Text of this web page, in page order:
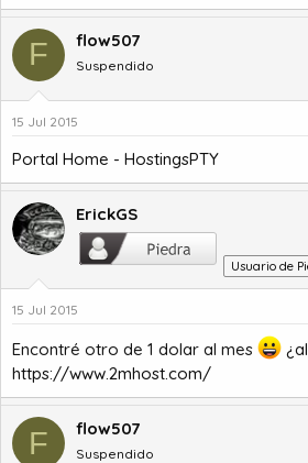
F flow507
Suspendido
15 Jul 2015
Portal Home - HostingsPTY
ErickGS
Usuario de
15 Jul 2015
Encontré otro de 1 dolar al mes
https://www.2mhost.com/
F flow507
Suspendido